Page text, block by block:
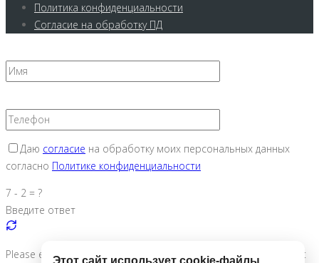
Этот сайт использует cookie-файлы
Политика конфиденциальности
Согласие на обработку ПД
Даю согласие на обработку моих персональных данных
согласно Политике конфиденциальности
7 - 2 = ?
Введите ответ
Please enter the characters shown in the CAPTCHA to ensure that